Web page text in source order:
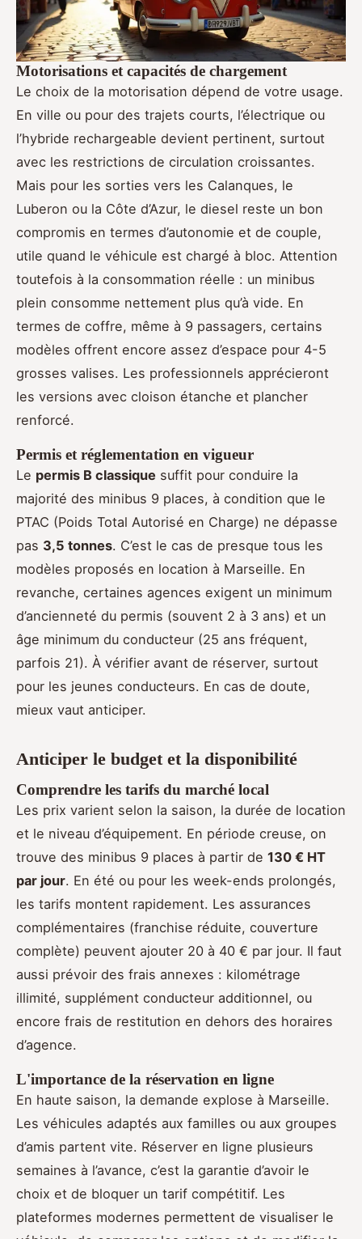
Motorisations et capacités de chargement
Le choix de la motorisation dépend de votre usage.
En ville ou pour des trajets courts, l’électrique ou
l’hybride rechargeable devient pertinent, surtout
avec les restrictions de circulation croissantes.
Mais pour les sorties vers les Calanques, le
Luberon ou la Côte d’Azur, le diesel reste un bon
compromis en termes d’autonomie et de couple,
utile quand le véhicule est chargé à bloc. Attention
toutefois à la consommation réelle : un minibus
plein consomme nettement plus qu’à vide. En
termes de coffre, même à 9 passagers, certains
modèles offrent encore assez d’espace pour 4-5
grosses valises. Les professionnels apprécieront
les versions avec cloison étanche et plancher
renforcé.
Permis et réglementation en vigueur
Le permis B classique suffit pour conduire la
majorité des minibus 9 places, à condition que le
PTAC (Poids Total Autorisé en Charge) ne dépasse
pas 3,5 tonnes. C’est le cas de presque tous les
modèles proposés en location à Marseille. En
revanche, certaines agences exigent un minimum
d’ancienneté du permis (souvent 2 à 3 ans) et un
âge minimum du conducteur (25 ans fréquent,
parfois 21). À vérifier avant de réserver, surtout
pour les jeunes conducteurs. En cas de doute,
mieux vaut anticiper.
Anticiper le budget et la disponibilité
Comprendre les tarifs du marché local
Les prix varient selon la saison, la durée de location
et le niveau d’équipement. En période creuse, on
trouve des minibus 9 places à partir de 130 € HT
par jour. En été ou pour les week-ends prolongés,
les tarifs montent rapidement. Les assurances
complémentaires (franchise réduite, couverture
complète) peuvent ajouter 20 à 40 € par jour. Il faut
aussi prévoir des frais annexes : kilométrage
illimité, supplément conducteur additionnel, ou
encore frais de restitution en dehors des horaires
d’agence.
L'importance de la réservation en ligne
En haute saison, la demande explose à Marseille.
Les véhicules adaptés aux familles ou aux groupes
d’amis partent vite. Réserver en ligne plusieurs
semaines à l’avance, c’est la garantie d’avoir le
choix et de bloquer un tarif compétitif. Les
plateformes modernes permettent de visualiser le